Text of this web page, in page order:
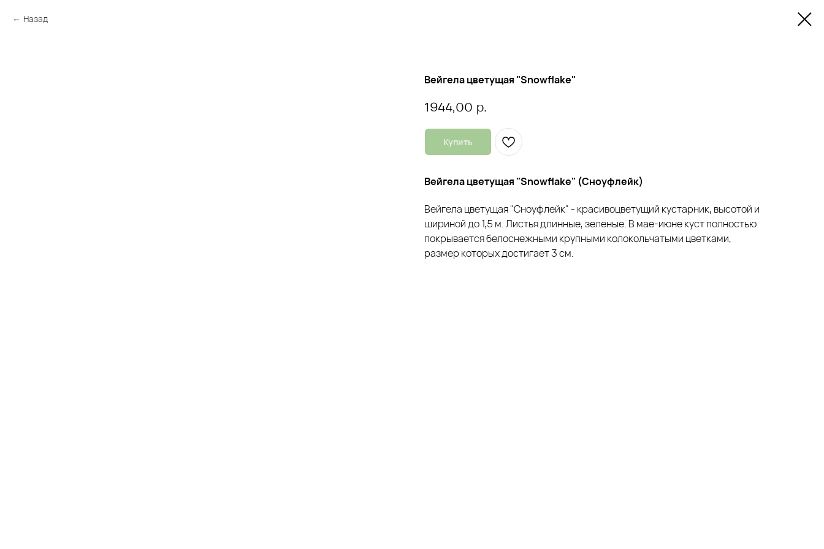
Назад
Вейгела цветущая "Snowflake"
1944,00 р.
Купить
Вейгела цветущая "Snowflake" (Сноуфлейк)
Вейгела цветущая "Сноуфлейк" - красивоцветущий кустарник, высотой и
шириной до 1,5 м. Листья длинные, зеленые. В мае-июне куст полностью
покрывается белоснежными крупными колокольчатыми цветками,
размер которых достигает 3 см.